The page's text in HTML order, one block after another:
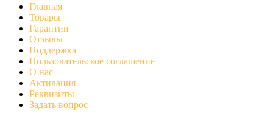
Главная
Товары
Гарантии
Отзывы
Поддержка
Пользовательское соглашение
О нас
Активация
Реквизиты
Задать вопрос